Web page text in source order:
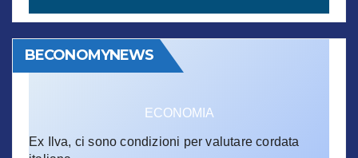
BECONOMYNEWS
ECONOMIA
Ex Ilva, ci sono condizioni per valutare cordata